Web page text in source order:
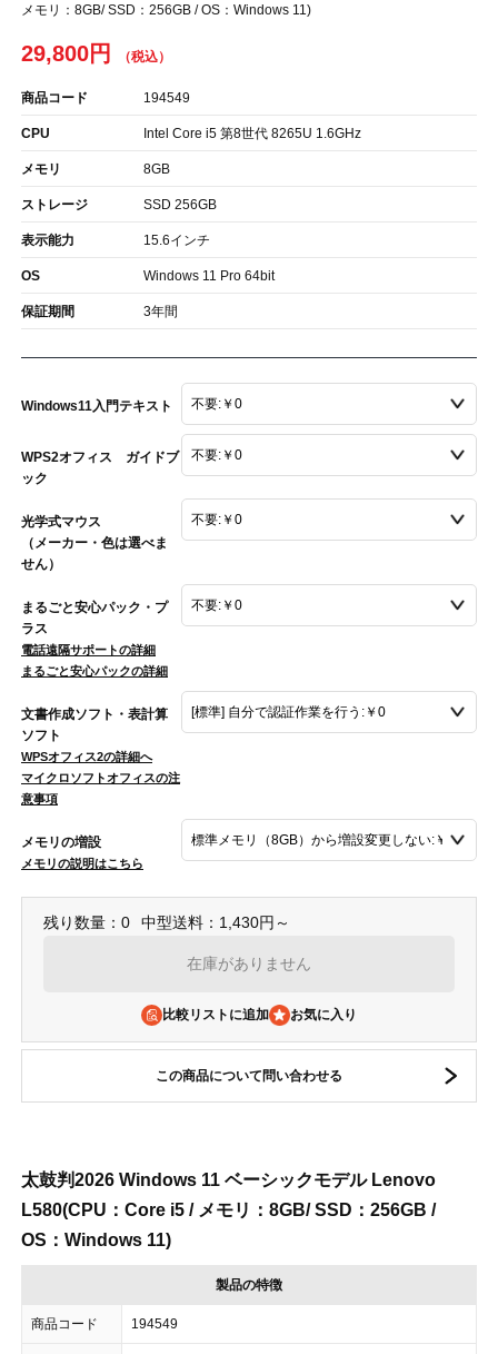
メモリ：8GB/ SSD：256GB / OS：Windows 11)
29,800円
商品コード 194549
CPU Intel Core i5 第8世代 8265U 1.6GHz
メモリ 8GB
ストレージ SSD 256GB
表示能力 15.6インチ
OS Windows 11 Pro 64bit
保証期間 3年間
Windows11入門テキスト
WPS2オフィス ガイドブ
ック
光学式マウス
（メーカー・色は選べま
せん）
まるごと安心パック・プ
ラス
電話遠隔サポートの詳細
まるごと安心パックの詳細
文書作成ソフト・表計算
ソフト
WPSオフィス2の詳細へ
マイクロソフトオフィスの注
意事項
メモリの増設
メモリの説明はこちら
残り数量：0 中型送料：1,430円～
在庫がありません
比較リストに追加
この商品について問い合わせる
太鼓判2026 Windows 11 ベーシックモデル Lenovo
L580(CPU：Core i5 / メモリ：8GB/ SSD：256GB /
OS：Windows 11)
製品の特徴
商品コード 194549